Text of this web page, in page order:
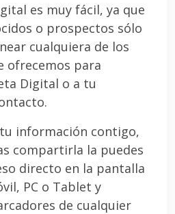
es muy fácil, ya que
o prospectos sólo
cualquiera de los
ofrecemos para
Digital o a tu
información contigo,
compartirla la puedes
directo en la pantalla
PC o Tablet y
de cualquier